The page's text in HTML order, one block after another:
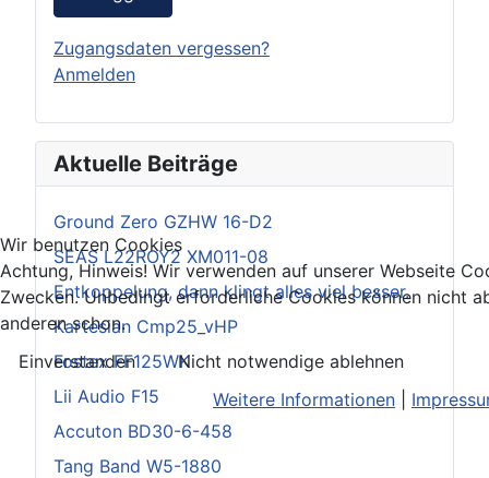
Zugangsdaten vergessen?
Anmelden
Aktuelle Beiträge
Ground Zero GZHW 16-D2
SEAS L22ROY2 XM011-08
Entkoppelung, dann klingt alles viel besser.
Kartesian Cmp25_vHP
Fostex FF125WK
Lii Audio F15
Accuton BD30-6-458
Tang Band W5-1880
Wir benutzen Cookies
Achtung, Hinweis! Wir verwenden auf unserer Webseite
Zwecken. Unbedingt erforderliche Cookies können nicht
anderen schon.
Einverstanden
Nicht notwendige ablehnen
Weitere Informationen